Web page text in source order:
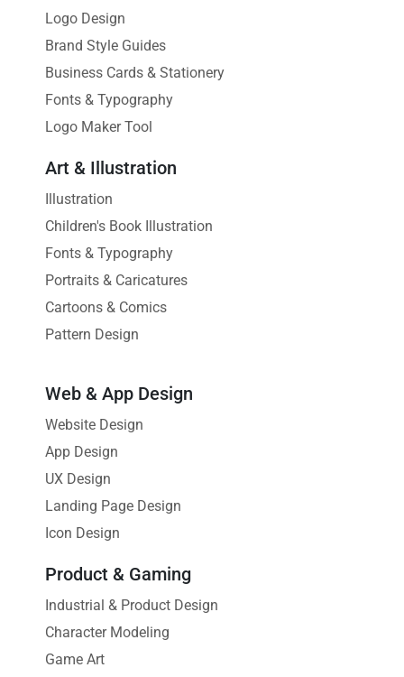
Logo Design
Brand Style Guides
Business Cards & Stationery
Fonts & Typography
Logo Maker Tool
Art & Illustration
Illustration
Children's Book Illustration
Fonts & Typography
Portraits & Caricatures
Cartoons & Comics
Pattern Design
Web & App Design
Website Design
App Design
UX Design
Landing Page Design
Icon Design
Product & Gaming
Industrial & Product Design
Character Modeling
Game Art